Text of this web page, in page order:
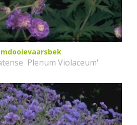
'Plenum Violaceum'